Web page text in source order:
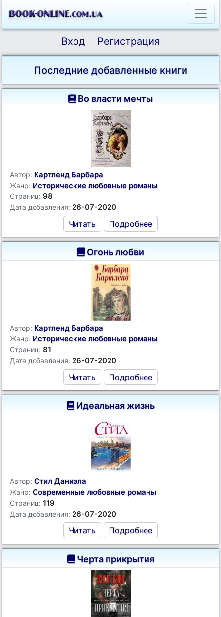
Вход Регистрация
Последние добавленные книги
Во власти мечты
Автор: Картленд Барбара
Жанр: Исторические любовные романы
Страниц: 98
Дата добавления: 26-07-2020
Читать Подробнее
Огонь любви
Автор: Картленд Барбара
Жанр: Исторические любовные романы
Страниц: 81
Дата добавления: 26-07-2020
Читать Подробнее
Идеальная жизнь
Автор: Стил Даниэла
Жанр: Современные любовные романы
Страниц: 119
Дата добавления: 26-07-2020
Читать Подробнее
Черта прикрытия